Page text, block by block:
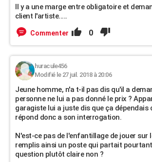
Il y a une marge entre obligatoire et
client l'artiste.....
Commenter 0
huracule456
Modifié le 27 juil. 2018 à 20:06
Jeune homme, n'a t-il pas dis qu'il a
personne ne lui a pas donné le prix ?
garagiste lui a juste dis que ça dépendais
répond donc a son interrogation.
N'est-ce pas de l'enfantillage de jouer sur
remplis ainsi un poste qui partait
question plutôt claire non ?